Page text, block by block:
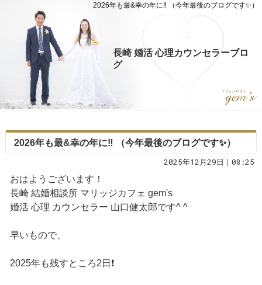
2026年も最&幸の年に‼️ （今年最後のブログです✨）
長崎 婚活 心理カウンセラーブロ
グ
2026年も最&幸の年に‼️ （今年最後のブログです✨）
2025年12月29日｜08:25
おはようございます！
長崎 結婚相談所 マリッジカフェ gem's
婚活 心理 カウンセラー 山口健太郎です^ ^
早いもので、
2025年も残すところ2日❗️